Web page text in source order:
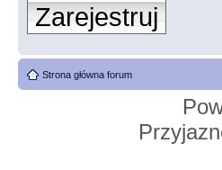
Zarejestruj
Strona główna forum